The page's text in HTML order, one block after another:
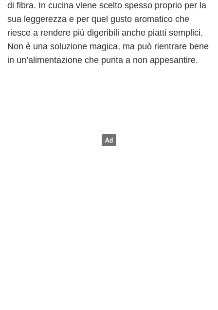
di fibra. In cucina viene scelto spesso proprio per la
sua leggerezza e per quel gusto aromatico che
riesce a rendere più digeribili anche piatti semplici.
Non è una soluzione magica, ma può rientrare bene
in un’alimentazione che punta a non appesantire.